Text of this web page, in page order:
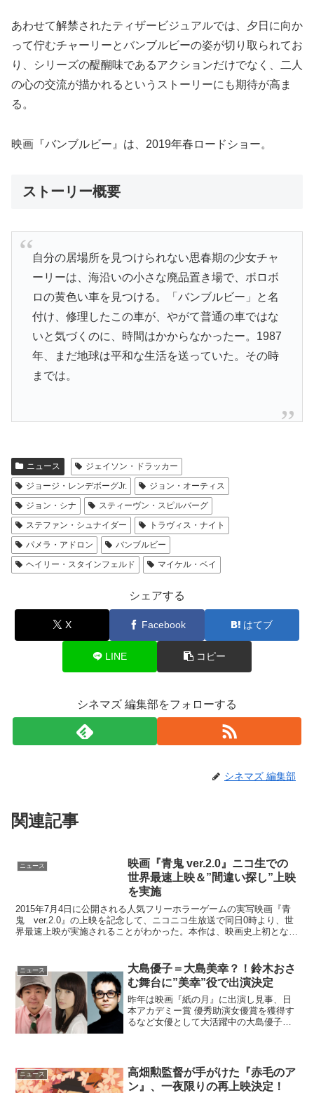
あわせて解禁されたティザービジュアルでは、夕日に向か
って佇むチャーリーとバンブルビーの姿が切り取られてお
り、シリーズの醍醐味であるアクションだけでなく、二人
の心の交流が描かれるというストーリーにも期待が高ま
る。
映画『バンブルビー』は、2019年春ロードショー。
ストーリー概要
自分の居場所を見つけられない思春期の少女チャ
ーリーは、海沿いの小さな廃品置き場で、ボロボ
ロの黄色い車を見つける。「バンブルビー」と名
付け、修理したこの車が、やがて普通の車ではな
いと気づくのに、時間はかからなかったー。1987
年、まだ地球は平和な生活を送っていた。その時
までは。
ニュース
ジェイソン・ドラッカー
ジョージ・レンデボーグJr.
ジョン・オーティス
ジョン・シナ
スティーヴン・スピルバーグ
ステファン・シュナイダー
トラヴィス・ナイト
パメラ・アドロン
バンブルビー
ヘイリー・スタインフェルド
マイケル・ベイ
シェアする
X Facebook はてブ
LINE コピー
シネマズ 編集部をフォローする
シネマズ 編集部
関連記事
ニュース
映画『青鬼 ver.2.0』ニコ生での
世界最速上映＆”間違い探し”上映
を実施
2015年7月4日に公開される人気フリーホラーゲームの実写映画『青
鬼 ver.2.0』の上映を記念して、ニコニコ生放送で同日0時より、世
界最速上映が実施されることがわかった。本作は、映画史上初とな
ニュース
大島優子＝大島美幸？！鈴木おさ
む舞台に”美幸”役で出演決定
昨年は映画『紙の月』に出演し見事、日
本アカデミー賞 優秀助演女優賞を獲得す
るなど女優として大活躍中の大島優子さ
ている美幸役を演じられ...
ニュース
高畑勲監督が手がけた『赤毛のア
ン』、一夜限りの再上映決定！